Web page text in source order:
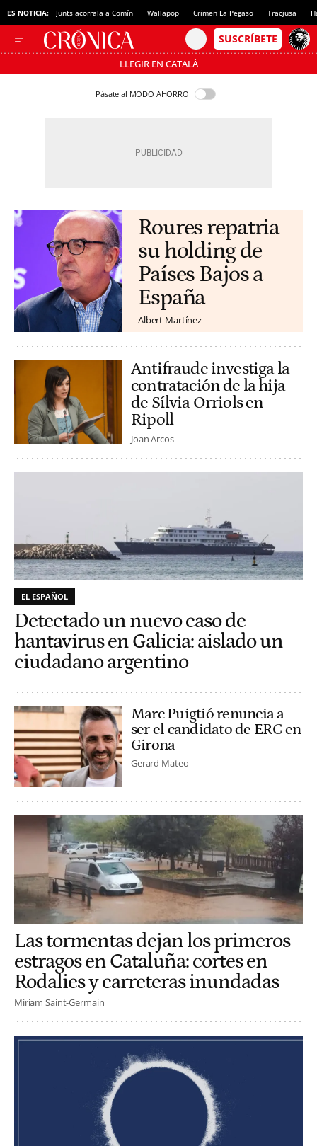
ES NOTICIA: Junts acorrala a Comín Wallapop Crimen La Pegaso Tracjusa
LLEGIR EN CATALÀ
Pásate al MODO AHORRO
Roures repatria
su holding de
Países Bajos a
España
Albert Martínez
Antifraude investiga la
contratación de la hija
de Sílvia Orriols en
Ripoll
Joan Arcos
EL ESPAÑOL
Detectado un nuevo caso de
hantavirus en Galicia: aislado un
ciudadano argentino
Marc Puigtió renuncia a
ser el candidato de ERC en
Girona
Gerard Mateo
Las tormentas dejan los primeros
estragos en Cataluña: cortes en
Rodalies y carreteras inundadas
Miriam Saint-Germain